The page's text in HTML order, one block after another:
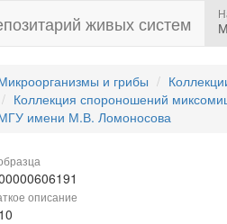
живых систем
и грибы
Коллекция спороношений
имени М.В. Ломоносова
описание